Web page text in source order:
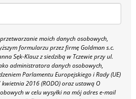
moich danych osobowych,
formularzu przez firmę Goldman s.c.
Sęk-Klauz z siedzibą w Tczewie przy ul.
administratora danych osobowych,
Parlamentu Europejskiego i Rady (UE)
2016 (RODO) oraz ustawą O
w celu wysyłki na mój adres e-mail